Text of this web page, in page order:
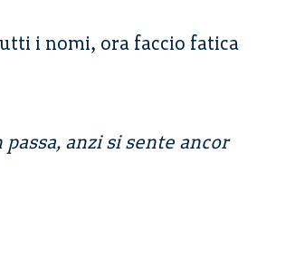
i nomi, ora faccio fatica
anzi si sente ancor